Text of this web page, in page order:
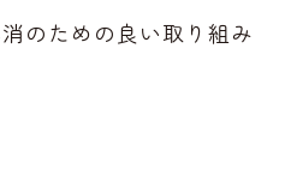
のための良い取り組み